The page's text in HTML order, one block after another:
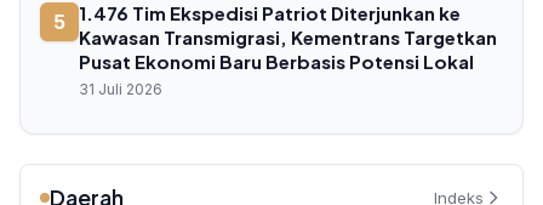
5
1.476 Tim Ekspedisi Patriot Diterjunkan ke
Kawasan Transmigrasi, Kementrans Targetkan
Pusat Ekonomi Baru Berbasis Potensi Lokal
31 Juli 2026
Daerah Indeks